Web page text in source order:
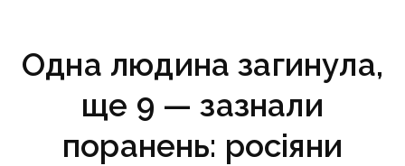
Одна людина загинула,
ще 9 — зазнали
поранень: росіяни